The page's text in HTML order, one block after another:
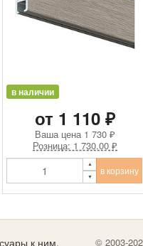
в наличии
от 1 110 ₽
Ваша цена 1 730 ₽
Розница: 1 730.00 ₽
в корзину
к ним. © 2003-